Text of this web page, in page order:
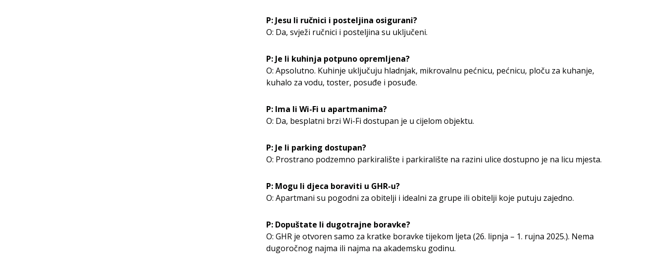
P: Jesu li ručnici i posteljina osigurani?
O: Da, svježi ručnici i posteljina su uključeni.
P: Je li kuhinja potpuno opremljena?
O: Apsolutno. Kuhinje uključuju hladnjak, mikrovalnu pećnicu, pećnicu, ploču za kuhanje,
kuhalo za vodu, toster, posuđe i posuđe.
P: Ima li Wi-Fi u apartmanima?
O: Da, besplatni brzi Wi-Fi dostupan je u cijelom objektu.
P: Je li parking dostupan?
O: Prostrano podzemno parkiralište i parkiralište na razini ulice dostupno je na licu mjesta.
P: Mogu li djeca boraviti u GHR-u?
O: Apartmani su pogodni za obitelji i idealni za grupe ili obitelji koje putuju zajedno.
P: Dopuštate li dugotrajne boravke?
O: GHR je otvoren samo za kratke boravke tijekom ljeta (26. lipnja – 1. rujna 2025.). Nema
dugoročnog najma ili najma na akademsku godinu.